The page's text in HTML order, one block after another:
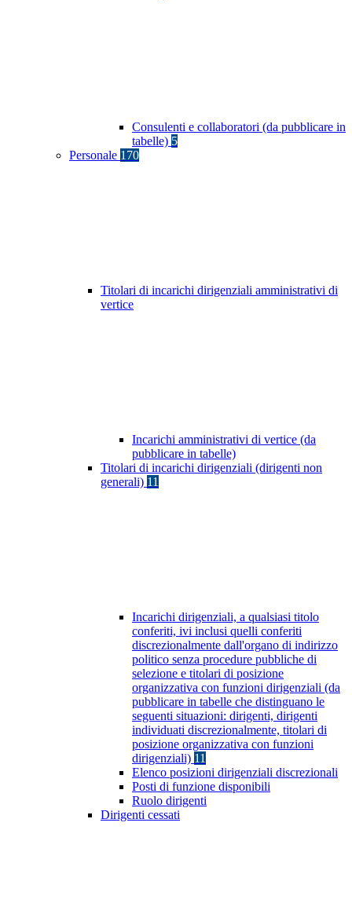
Consulenti e collaboratori (da pubblicare in
tabelle) 5
Personale 170
Titolari di incarichi dirigenziali amministrativi di
vertice
Incarichi amministrativi di vertice (da
pubblicare in tabelle)
Titolari di incarichi dirigenziali (dirigenti non
generali) 11
Incarichi dirigenziali, a qualsiasi titolo
conferiti, ivi inclusi quelli conferiti
discrezionalmente dall'organo di indirizzo
politico senza procedure pubbliche di
selezione e titolari di posizione
organizzativa con funzioni dirigenziali (da
pubblicare in tabelle che distinguano le
seguenti situazioni: dirigenti, dirigenti
individuati discrezionalmente, titolari di
posizione organizzativa con funzioni
dirigenziali) 11
Elenco posizioni dirigenziali discrezionali
Posti di funzione disponibili
Ruolo dirigenti
Dirigenti cessati